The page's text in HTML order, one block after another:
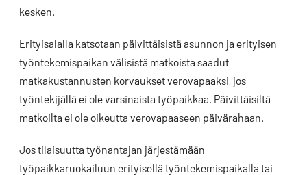
kesken.
Erityisalalla katsotaan päivittäisistä asunnon ja erityisen
työntekemispaikan välisistä matkoista saadut
matkakustannusten korvaukset verovapaaksi, jos
työntekijällä ei ole varsinaista työpaikkaa. Päivittäisiltä
matkoilta ei ole oikeutta verovapaaseen päivärahaan.
Jos tilaisuutta työnantajan järjestämään
työpaikkaruokailuun erityisellä työntekemispaikalla tai